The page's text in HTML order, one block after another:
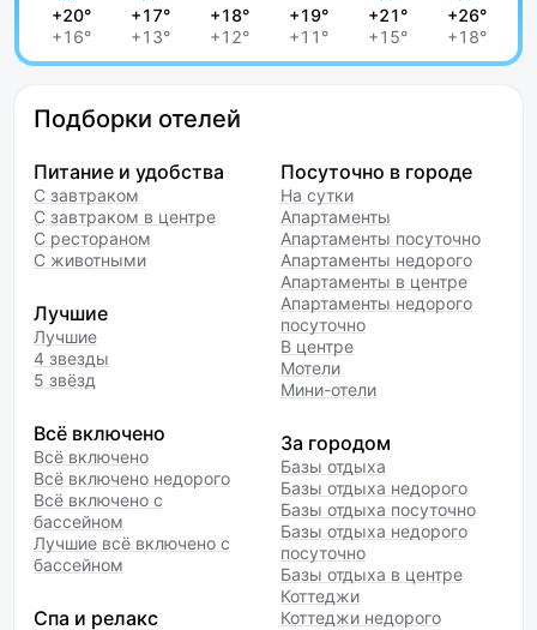
+20°
+16°
+17°
+13°
+18°
+12°
+19°
+11°
+21°
+15°
+26°
+18°
Подборки отелей
Питание и удобства
С завтраком
С завтраком в центре
С рестораном
С животными
Лучшие
Лучшие
4 звезды
5 звёзд
Всё включено
Всё включено
Всё включено недорого
Всё включено с
бассейном
Лучшие всё включено с
бассейном
Спа и релакс
Посуточно в городе
На сутки
Апартаменты
Апартаменты посуточно
Апартаменты недорого
Апартаменты в центре
Апартаменты недорого
посуточно
В центре
Мотели
Мини-отели
За городом
Базы отдыха
Базы отдыха недорого
Базы отдыха посуточно
Базы отдыха недорого
посуточно
Базы отдыха в центре
Коттеджи
Коттеджи недорого